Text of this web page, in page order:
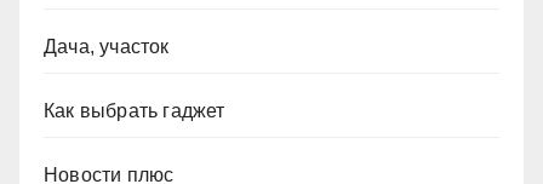
Дача, участок
Как выбрать гаджет
Новости плюс